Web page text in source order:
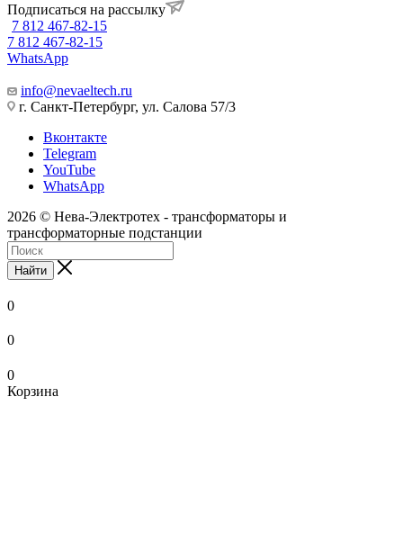
Подписаться на рассылку
7 812 467-82-15
7 812 467-82-15
WhatsApp
info@nevaeltech.ru
г. Санкт-Петербург, ул. Салова 57/3
Вконтакте
Telegram
YouTube
WhatsApp
2026 © Нева-Электротех - трансформаторы и
трансформаторные подстанции
Найти
0
0
0
Корзина